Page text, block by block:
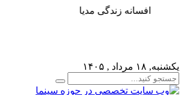
افسانه زندگی مدیا
یکشنبه, ۱۸ مرداد , ۱۴۰۵